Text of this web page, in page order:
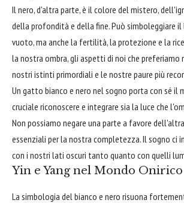
Il nero, d'altra parte, è il colore del mistero,
della profondità e della fine. Può simboleggiare
vuoto, ma anche la fertilità, la protezione e la
la nostra ombra, gli aspetti di noi che preferiamo
nostri istinti primordiali e le nostre paure più
Un gatto bianco e nero nel sogno porta con sé il
cruciale riconoscere e integrare sia la luce che
Non possiamo negare una parte a favore
essenziali per la nostra completezza. Il sogno ci
con i nostri lati oscuri tanto quanto con quelli
Yin e Yang nel Mondo Onirico
La simbologia del bianco e nero risuona